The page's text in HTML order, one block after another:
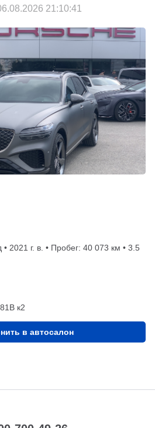
21:10:41
2021 г. в. • Пробег: 40 073 км • 3.5
к2
в автосалон